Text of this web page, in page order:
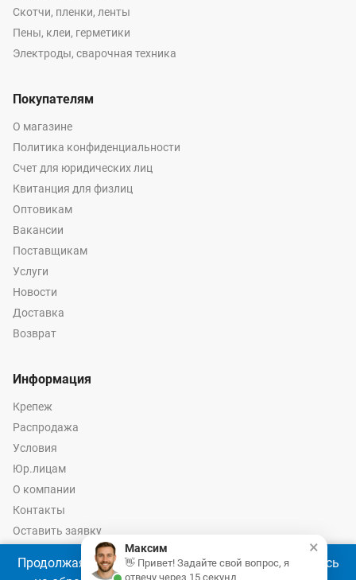
Скотчи, пленки, ленты
Пены, клеи, герметики
Электроды, сварочная техника
Покупателям
О магазине
Политика конфиденциальности
Счет для юридических лиц
Квитанция для физлиц
Оптовикам
Вакансии
Поставщикам
Услуги
Новости
Доставка
Возврат
Информация
Крепеж
Распродажа
Условия
Юр.лицам
О компании
Контакты
Оставить заявку
Калькулятор крепежа
Продолжая использовать наш сайт, Вы соглашаетесь
×
Максим
👋 Привет! Задайте свой вопрос, я
отвечу через 15 секунд